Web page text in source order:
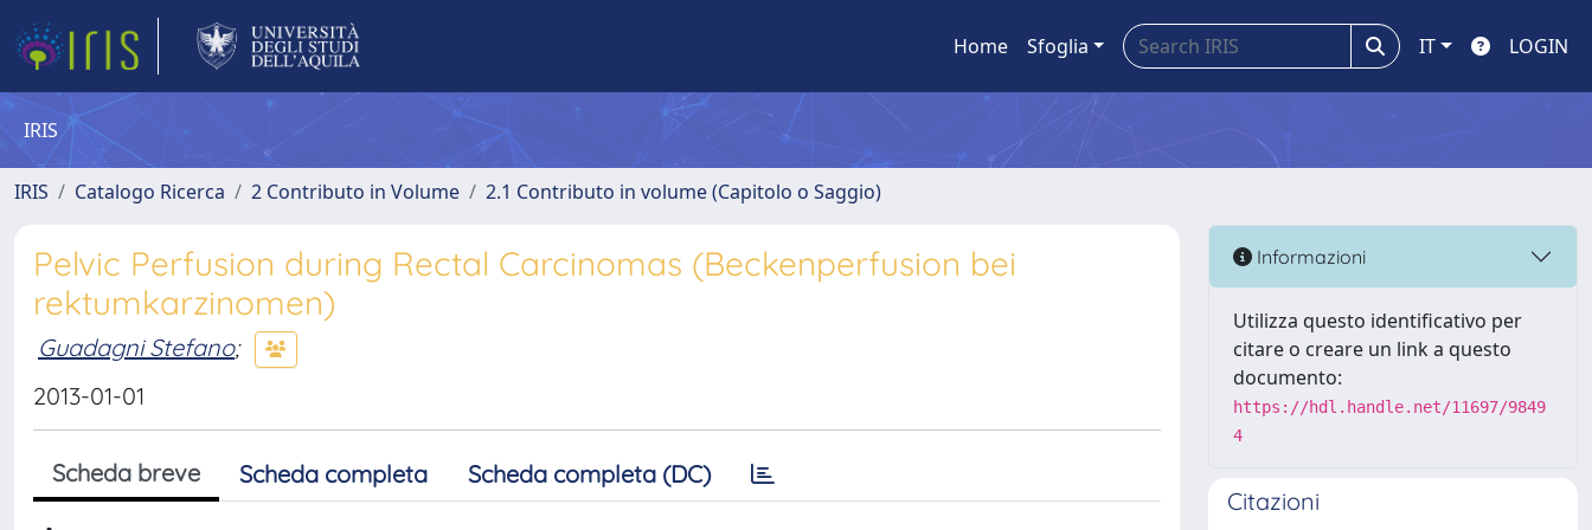
Home Sfoglia IT LOGIN
IRIS
IRIS Catalogo Ricerca 2 Contributo in Volume 2.1 Contributo in volume (Capitolo o Saggio)
Pelvic Perfusion during Rectal Carcinomas (Beckenperfusion bei
rektumkarzinomen)
Guadagni Stefano;
2013-01-01
Scheda breve Scheda completa Scheda completa (DC)
Informazioni
Utilizza questo identificativo per
citare o creare un link a questo
documento:
https://hdl.handle.net/11697/9849
4
Citazioni